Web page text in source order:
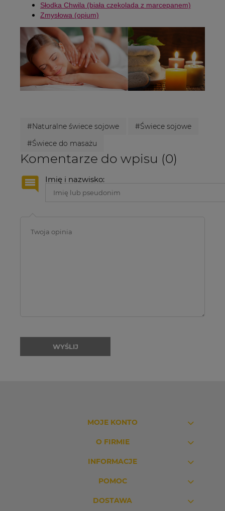
Słodka Chwila (biała czekolada z marcepanem)
Zmysłowa (opium)
#Naturalne świece sojowe
#Świece sojowe
#Świece do masażu
Komentarze do wpisu (0)
Imię i nazwisko:
WYŚLIJ
MOJE KONTO
O FIRMIE
INFORMACJE
POMOC
DOSTAWA